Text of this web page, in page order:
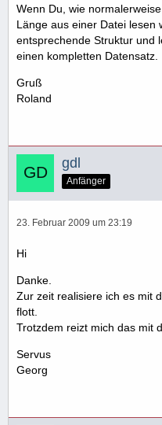
Wenn Du, wie
Länge aus einer Datei lesen
entsprechende Struktur und
einen kompletten Datensatz.
Gruß
Roland
gdl
Anfänger
23. Februar 2009 um 23:19
Hi
Danke.
Zur zeit realisiere ich es mit
flott.
Trotzdem reizt mich das mit
Servus
Georg